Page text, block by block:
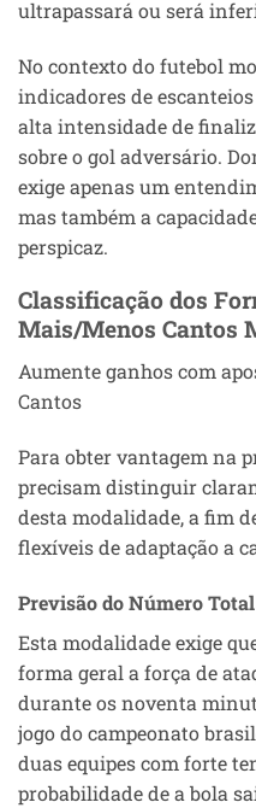
ultrapassará ou será
No contexto do futebol
indicadores de
alta intensidade de
sobre o gol adversário.
exige apenas um
mas também a
perspicaz.
Classificação dos
Mais/Menos Cantos
Aumente ganhos com
Cantos
Para obter vantagem na
precisam distinguir
desta modalidade, a fim
flexíveis de adaptação a
Previsão do Número
Esta modalidade exige
forma geral a força de
durante os noventa
jogo do campeonato
duas equipes com forte
probabilidade de a bola